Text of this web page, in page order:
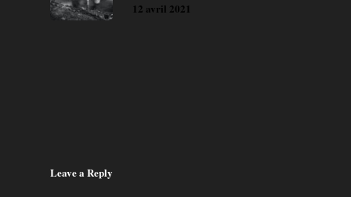
12 avril 2021
Leave a Reply